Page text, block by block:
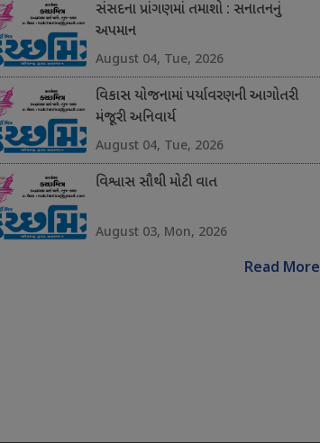
સંસદના પ્રાંગણમાં તમાશો : સનાતનનું
અપમાન
August 04, Tue, 2026
વિકાસ યોજનામાં પર્યાવરણની આગોતરી
મંજૂરી અનિવાર્ય
August 04, Tue, 2026
વિશ્વાસ સૌથી મોટી વાત
August 03, Mon, 2026
Read More